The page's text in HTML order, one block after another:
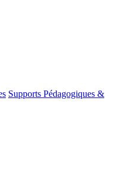
Supports Pédagogiques &